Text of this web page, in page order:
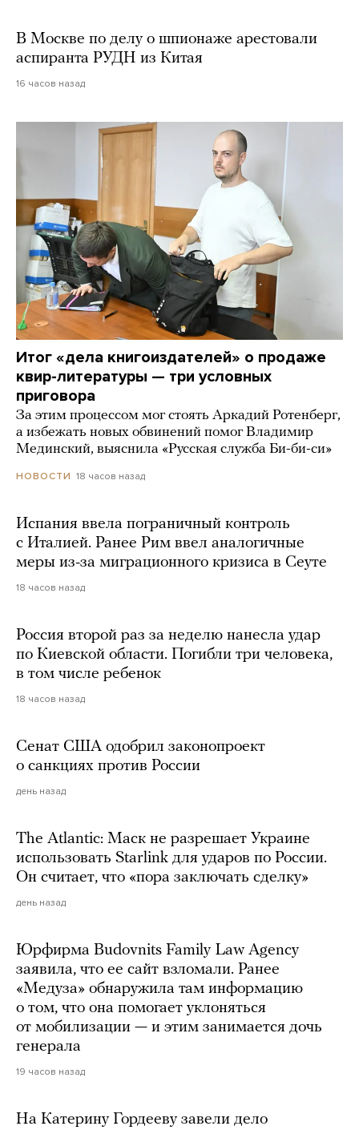
В Москве по делу о шпионаже арестовали
аспиранта РУДН из Китая
16 часов назад
Итог «дела книгоиздателей» о продаже
квир-литературы — три условных
приговора
За этим процессом мог стоять Аркадий Ротенберг,
а избежать новых обвинений помог Владимир
Мединский, выяснила «Русская служба Би-би-си»
НОВОСТИ 18 часов назад
Испания ввела пограничный контроль
с Италией. Ранее Рим ввел аналогичные
меры из-за миграционного кризиса в Сеуте
18 часов назад
Россия второй раз за неделю нанесла удар
по Киевской области. Погибли три человека,
в том числе ребенок
18 часов назад
Сенат США одобрил законопроект
о санкциях против России
день назад
The Atlantic: Маск не разрешает Украине
использовать Starlink для ударов по России.
Он считает, что «пора заключать сделку»
день назад
Юрфирма Budovnits Family Law Agency
заявила, что ее сайт взломали. Ранее
«Медуза» обнаружила там информацию
о том, что она помогает уклоняться
от мобилизации — и этим занимается дочь
генерала
19 часов назад
На Катерину Гордееву завели дело